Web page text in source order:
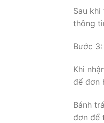
Sau
thông
Bước
Khi
để đơn
Bánh
đơn để